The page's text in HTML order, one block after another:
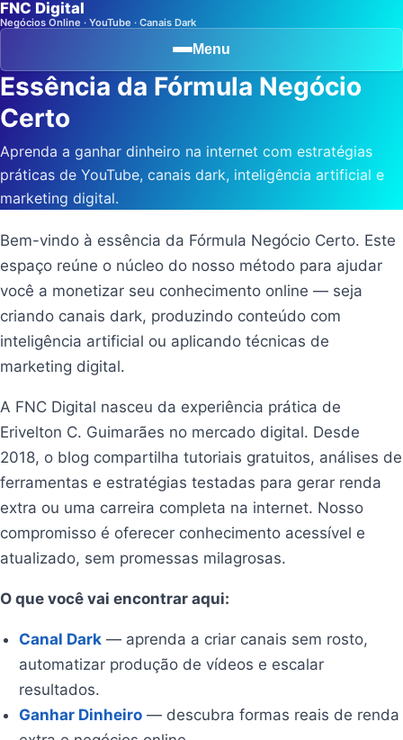
FNC Digital
Negócios Online · YouTube · Canais Dark
Menu
Essência da Fórmula Negócio
Certo
Aprenda a ganhar dinheiro na internet com estratégias
práticas de YouTube, canais dark, inteligência artificial e
marketing digital.
Bem-vindo à essência da Fórmula Negócio Certo. Este
espaço reúne o núcleo do nosso método para ajudar
você a monetizar seu conhecimento online — seja
criando canais dark, produzindo conteúdo com
inteligência artificial ou aplicando técnicas de
marketing digital.
A FNC Digital nasceu da experiência prática de
Erivelton C. Guimarães no mercado digital. Desde
2018, o blog compartilha tutoriais gratuitos, análises de
ferramentas e estratégias testadas para gerar renda
extra ou uma carreira completa na internet. Nosso
compromisso é oferecer conhecimento acessível e
atualizado, sem promessas milagrosas.
O que você vai encontrar aqui:
Canal Dark — aprenda a criar canais sem rosto,
automatizar produção de vídeos e escalar
resultados.
Ganhar Dinheiro — descubra formas reais de renda